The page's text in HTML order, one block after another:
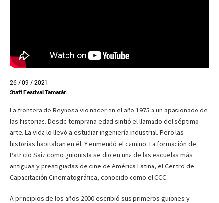
26 / 09 / 2021
Staff Festival Tamatán
La frontera de Reynosa vio nacer en el año 1975 a un apasionado de
las historias. Desde temprana edad sintió el llamado del séptimo
arte. La vida lo llevó a estudiar ingeniería industrial. Pero las
historias habitaban en él. Y enmendó el camino. La formación de
Patricio Saiz como guionista se dio en una de las escuelas más
antiguas y prestigiadas de cine de América Latina, el Centro de
Capacitación Cinematográfica, conocido como el CCC.
A principios de los años 2000 escribió sus primeros guiones y